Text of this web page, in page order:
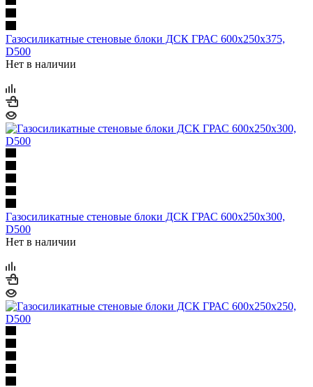
Газосиликатные стеновые блоки ДСК ГРАС 600х250х375,
D500
Нет в наличии
Газосиликатные стеновые блоки ДСК ГРАС 600х250х300,
D500
Нет в наличии